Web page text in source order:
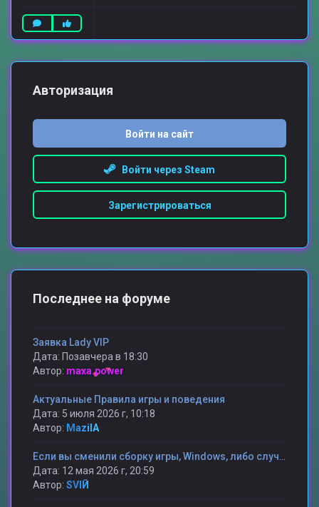
Авторизация
Войти на сайт
Войти через Steam
Зарегистрироваться
Последнее на форуме
Заявка Lady VIP
Дата: Позавчера в 18:30
Автор: maxa.power
Актуальные Правила игры и поведения
Дата: 5 июля 2026 г, 10:18
Автор: MazilA
Дата: 12 мая 2026 г, 20:59
Автор: SVIЙ